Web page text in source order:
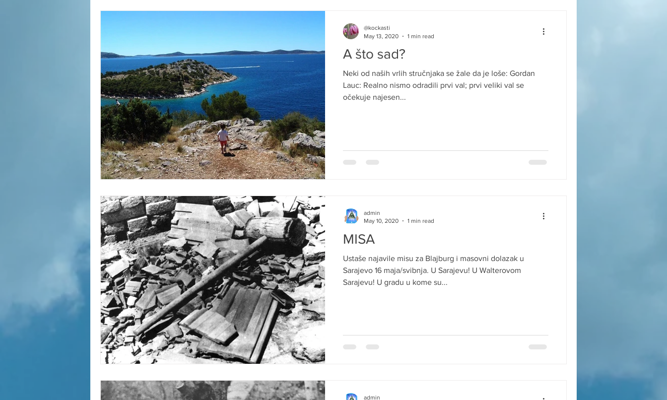
A što sad?
Neki od naših vrlih stručnjaka se žale da je loše: Gordan
Lauc: Realno nismo odradili prvi val; prvi veliki val se
očekuje najesen...
@kockasti
May 13, 2020
1 min read
MISA
Ustaše najavile misu za Blajburg i masovni dolazak u
Sarajevo 16 maja/svibnja. U Sarajevu! U Walterovom
Sarajevu! U gradu u kome su...
admin
May 10, 2020
1 min read
admin